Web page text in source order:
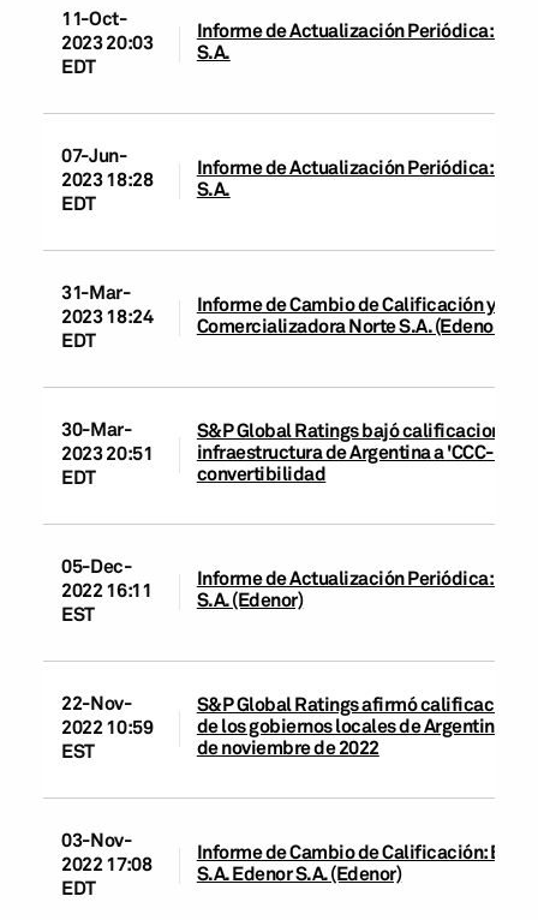
11-Oct-
2023 20:03
EDT
Informe de Actualización Periódica:
S.A.
07-Jun-
2023 18:28
EDT
Informe de Actualización Periódica:
S.A.
31-Mar-
2023 18:24
EDT
Informe de Cambio de Calificación y
Comercializadora Norte S.A. (Edenor)
30-Mar-
2023 20:51
EDT
S&P Global Ratings bajó calificaciones
infraestructura de Argentina a 'CCC-'
convertibilidad
05-Dec-
2022 16:11
EST
Informe de Actualización Periódica:
S.A. (Edenor)
22-Nov-
2022 10:59
EST
S&P Global Ratings afirmó
de los gobiernos locales de Argentina
de noviembre de 2022
03-Nov-
2022 17:08
EDT
Informe de Cambio de Calificación:
S.A. Edenor S.A. (Edenor)